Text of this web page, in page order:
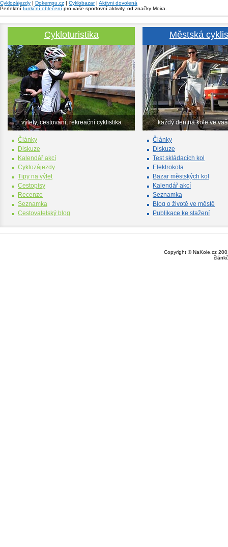
Cyklozájezdy | Dokempu.cz | Cyklobazar| Aktivni dovolená
Perfektní funkční oblečení pro vaše sportovní aktivity, od značky Moira.
Cykloturistika
výlety, cestování, rekreační cyklistika
Články
Diskuze
Kalendář akcí
Cyklozájezdy
Tipy na výlet
Cestopisy
Recenze
Seznamka
Cestovatelský blog
Městská
každý den na kole ve
Články
Diskuze
Test skládacích kol
Elektrokola
Bazar městských kol
Kalendář akcí
Seznamka
Blog o životě ve městě
Publikace ke stažení
Copyright © NaKole.cz